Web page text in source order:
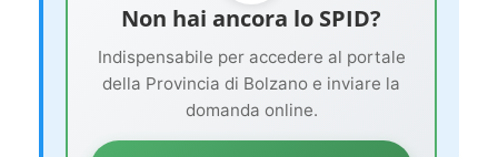
Non hai ancora lo SPID?
Indispensabile per accedere al portale
della Provincia di Bolzano e inviare la
domanda online.